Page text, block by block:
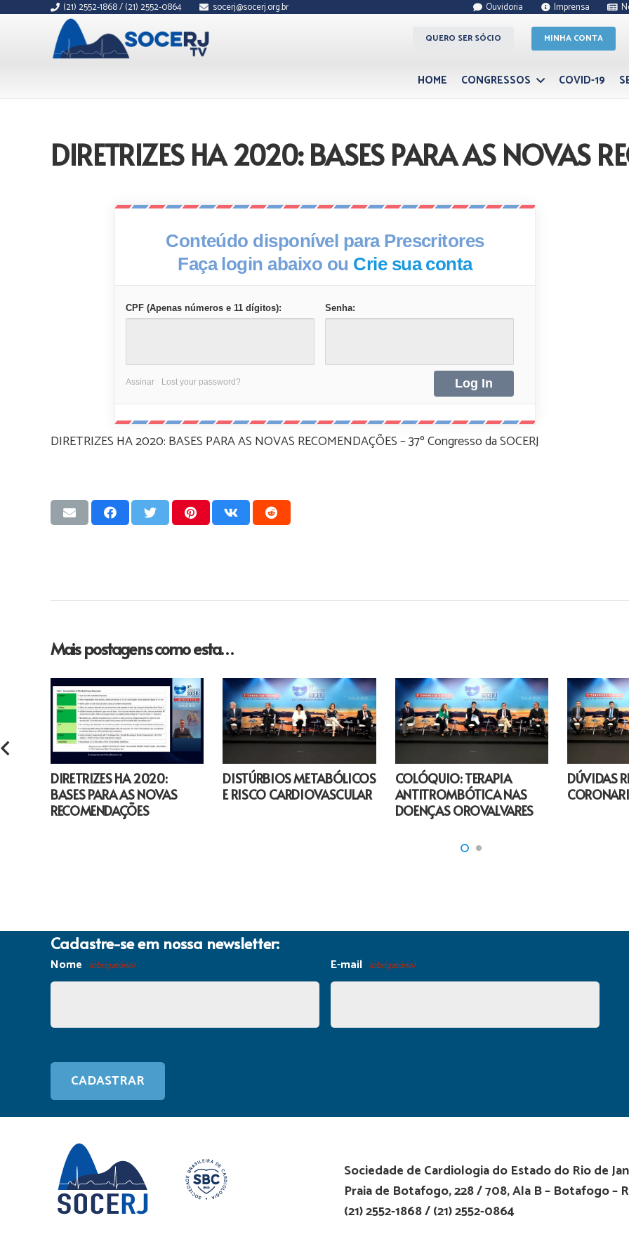
(21) 2552-1868 / (21) 2552-0864 socerj@socerj.org.br Ouvidoria Imprensa
QUERO SER SÓCIO MINHA CONTA
HOME CONGRESSOS COVID-19
DIRETRIZES HA 2020: BASES PARA AS NOVAS
Conteúdo disponível para Prescritores
Faça login abaixo ou Crie sua conta
CPF (Apenas números e 11 dígitos): Senha:
Assinar Lost your password?
DIRETRIZES HA 2020: BASES PARA AS NOVAS RECOMENDAÇÕES – 37º Congresso da SOCERJ
Mais postagens como esta…
DIRETRIZES HA 2020:
BASES PARA AS NOVAS
RECOMENDAÇÕES
DISTÚRBIOS METABÓLICOS
E RISCO CARDIOVASCULAR
COLÓQUIO: TERAPIA
ANTITROMBÓTICA NAS
DOENÇAS OROVALVARES
DÚVIDAS
Cadastre-se em nossa newsletter:
Nome (obrigatório) E-mail (obrigatório)
Sociedade de Cardiologia do Estado do Rio de
Praia de Botafogo, 228 / 708, Ala B – Botafogo –
(21) 2552-1868 / (21) 2552-0864